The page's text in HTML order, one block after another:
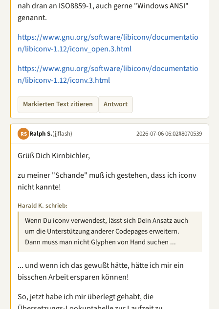
nah dran an ISO8859-1, auch gerne "Windows ANSI"
genannt.
https://www.gnu.org/software/libiconv/documentatio
n/libiconv-1.12/iconv_open.3.html
https://www.gnu.org/software/libiconv/documentatio
n/libiconv-1.12/iconv.3.html
Markierten Text zitieren Antwort
RS Ralph S.(jjflash) 2026-07-06 06:02#8070539
Grüß Dich Kirnbichler,
zu meiner "Schande" muß ich gestehen, dass ich iconv
nicht kannte!
Harald K. schrieb:
Wenn Du iconv verwendest, lässt sich Dein Ansatz auch
um die Unterstützung anderer Codepages erweitern.
Dann muss man nicht Glyphen von Hand suchen ...
... und wenn ich das gewußt hätte, hätte ich mir ein
bisschen Arbeit ersparen können!
So, jetzt habe ich mir überlegt gehabt, die